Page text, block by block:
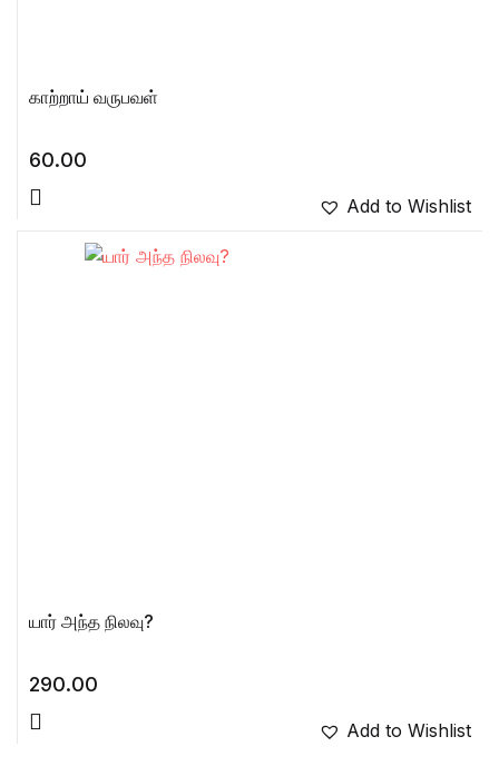
காற்றாய் வருபவள்
60.00
Add to Wishlist
யார் அந்த நிலவு?
290.00
Add to Wishlist